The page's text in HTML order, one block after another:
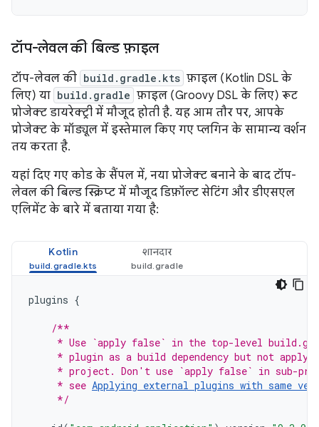
टॉप-लेवल की बिल्ड फ़ाइल
टॉप-लेवल की build.gradle.kts फ़ाइल (Kotlin DSL के
लिए) या build.gradle फ़ाइल (Groovy DSL के लिए) रूट
प्रोजेक्ट डायरेक्ट्री में मौजूद होती है. यह आम तौर पर, आपके
प्रोजेक्ट के मॉड्यूल में इस्तेमाल किए गए प्लगिन के सामान्य वर्शन
तय करता है.
यहां दिए गए कोड के सैंपल में, नया प्रोजेक्ट बनाने के बाद टॉप-
लेवल की बिल्ड स्क्रिप्ट में मौजूद डिफ़ॉल्ट सेटिंग और डीएसएल
एलिमेंट के बारे में बताया गया है:
Kotlin शानदार
plugins {
/**
* Use `apply false` in the top-level
* plugin as a build dependency but not apply
* project. Don't use `apply false` in sub-
     * see
Applying external plugins with same
     */